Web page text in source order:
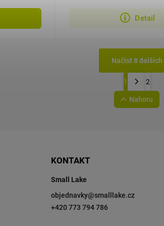
Detail
Načíst 8 dalších
1 2
Nahoru
KONTAKT
Small Lake
objednavky@smalllake.cz
+420 773 794 786